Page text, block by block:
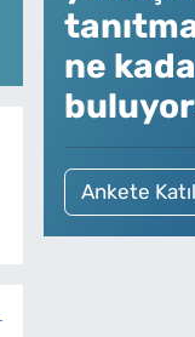
ne
Ankete Katıl